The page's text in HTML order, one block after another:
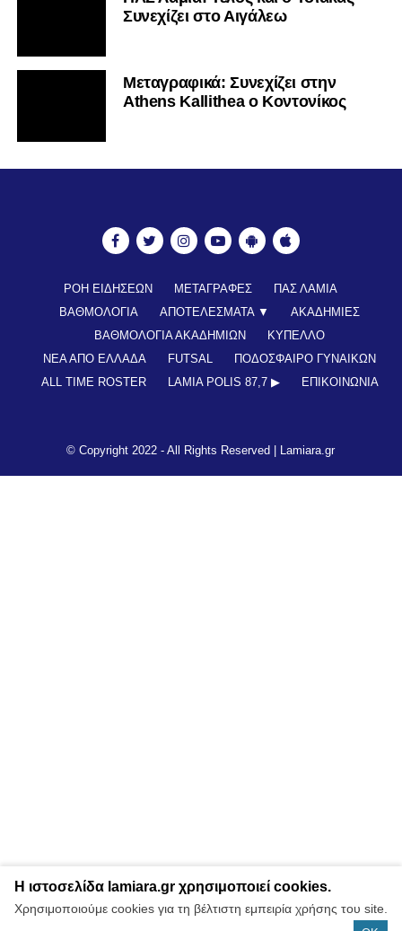
Συνεχίζει στο Αιγάλεω
Mεταγραφικά: Συνεχίζει στην
Athens Kallithea ο Κοντονίκος
ΡΟΗ ΕΙΔΗΣΕΩΝ ΜΕΤΑΓΡΑΦΕΣ
ΠΑΣ ΛΑΜΙΑ
ΒΑΘΜΟΛΟΓΙΑ
ΑΠΟΤΕΛΕΣΜΑΤΑ ▼
ΑΚΑΔΗΜΙΕΣ
ΒΑΘΜΟΛΟΓΙΑ ΑΚΑΔΗΜΙΩΝ
ΚΥΠΕΛΛΟ
ΝΕΑ ΑΠΟ ΕΛΛΑΔΑ
FUTSAL
ΠΟΔΟΣΦΑΙΡΟ ΓΥΝΑΙΚΩΝ
ALL TIME ROSTER
LAMIA POLIS 87,7 ▶︎ ΕΠΙΚΟΙΝΩΝΊΑ
© Copyright 2022 - All Rights Reserved | Lamiara.gr
Η ιστοσελίδα lamiara.gr χρησιμοποιεί cookies.
Χρησιμοποιούμε cookies για τη βέλτιστη εμπειρία χρήσης του site.